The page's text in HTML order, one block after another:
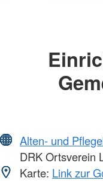
Alten- und
DRK Ortsverein
Karte: Link zur